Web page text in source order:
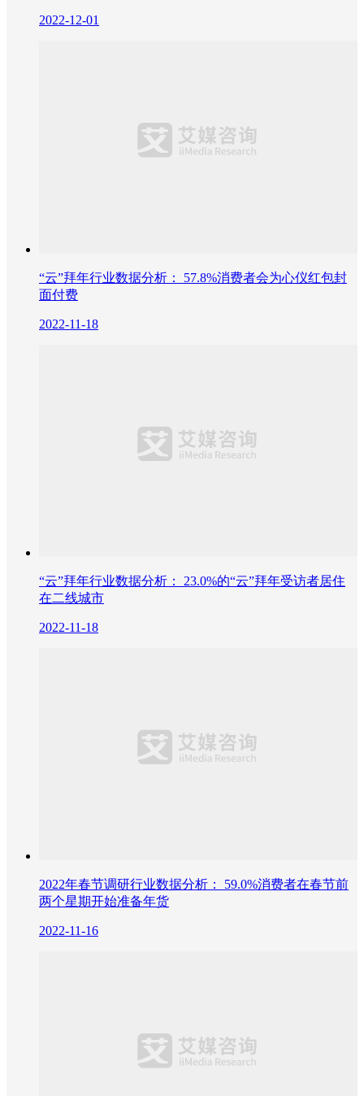
2022-12-01
“云”拜年行业数据分析： 57.8%消费者会为心仪红包封
面付费
2022-11-18
“云”拜年行业数据分析： 23.0%的“云”拜年受访者居住
在二线城市
2022-11-18
2022年春节调研行业数据分析： 59.0%消费者在春节前
两个星期开始准备年货
2022-11-16